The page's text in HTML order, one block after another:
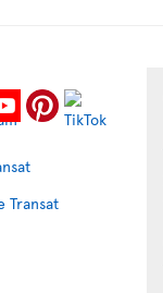
Transat